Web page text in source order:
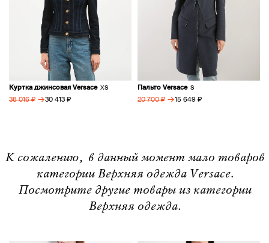
Куртка джинсовая Versace XS
38 016 ₽ → 30 413 ₽
Пальто Versace S
20 700 ₽ → 15 649 ₽
К сожалению, в данный момент мало товаров
категории Верхняя одежда Versace.
Посмотрите другие товары из категории
Верхняя одежда.